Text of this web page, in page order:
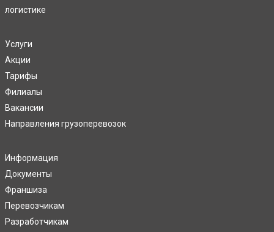
логистике
Услуги
Акции
Тарифы
Филиалы
Вакансии
Направления грузоперевозок
Информация
Документы
Франшиза
Перевозчикам
Разработчикам